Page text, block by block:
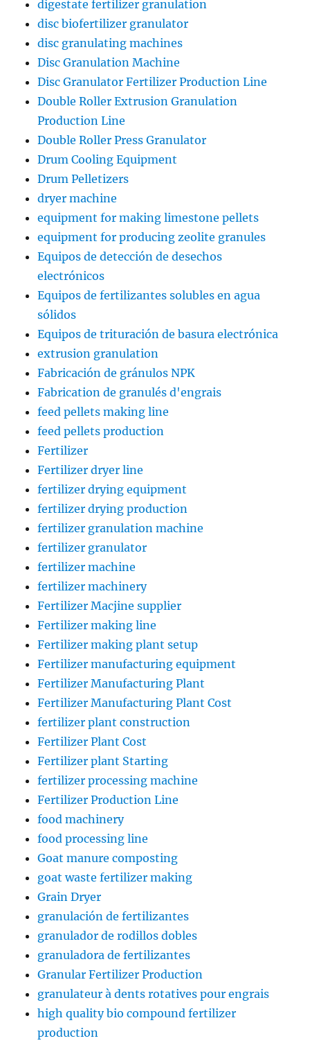
digestate fertilizer granulation
disc biofertilizer granulator
disc granulating machines
Disc Granulation Machine
Disc Granulator Fertilizer Production Line
Double Roller Extrusion Granulation
Production Line
Double Roller Press Granulator
Drum Cooling Equipment
Drum Pelletizers
dryer machine
equipment for making limestone pellets
equipment for producing zeolite granules
Equipos de detección de desechos
electrónicos
Equipos de fertilizantes solubles en agua
sólidos
Equipos de trituración de basura electrónica
extrusion granulation
Fabricación de gránulos NPK
Fabrication de granulés d'engrais
feed pellets making line
feed pellets production
Fertilizer
Fertilizer dryer line
fertilizer drying equipment
fertilizer drying production
fertilizer granulation machine
fertilizer granulator
fertilizer machine
fertilizer machinery
Fertilizer Macjine supplier
Fertilizer making line
Fertilizer making plant setup
Fertilizer manufacturing equipment
Fertilizer Manufacturing Plant
Fertilizer Manufacturing Plant Cost
fertilizer plant construction
Fertilizer Plant Cost
Fertilizer plant Starting
fertilizer processing machine
Fertilizer Production Line
food machinery
food processing line
Goat manure composting
goat waste fertilizer making
Grain Dryer
granulación de fertilizantes
granulador de rodillos dobles
granuladora de fertilizantes
Granular Fertilizer Production
granulateur à dents rotatives pour engrais
high quality bio compound fertilizer
production